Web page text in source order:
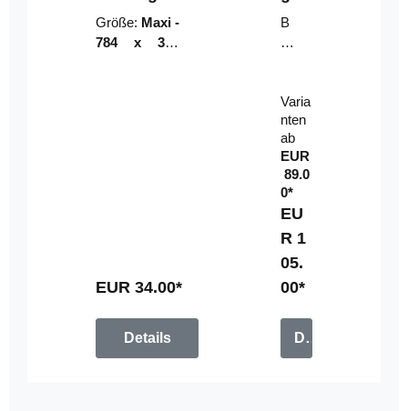
Riser
Größe: Maxi -
784 x 314
EUR 34.00*
Details
ser-
LE
D-
el
B
un
mi
t
Fe
rn
be
di
en
u
n
g
Varia
nten
ab
EUR
89.0
0*
EU
R 1
05.
00*
Details